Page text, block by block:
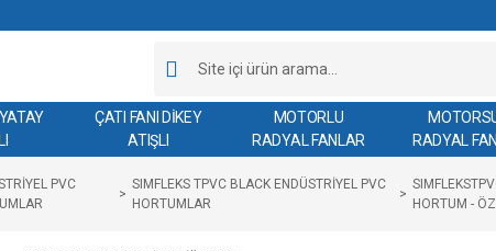
ÇATI FANI DİKEY
ATIŞLI
MOTORLU
RADYAL FANLAR
RADYAL
PVC
SIMFLEKS TPVC BLACK ENDÜSTRİYEL PVC
HORTUMLAR
HORTUM -